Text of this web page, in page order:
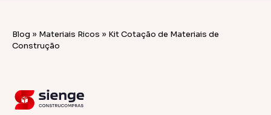
Incorporação
Obra
Blog » Materiais Ricos » Kit Cotação de Materiais de
Construção